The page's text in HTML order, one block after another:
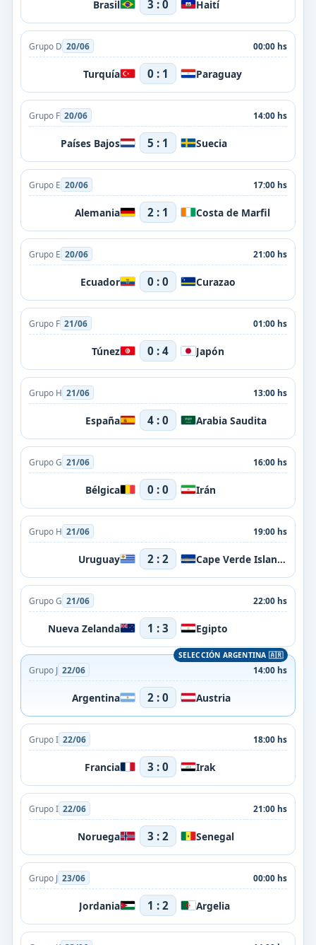
Brasil 3 : 0 Haití
Grupo D 20/06 00:00 hs
Turquía 0 : 1 Paraguay
Grupo F 20/06 14:00 hs
Países Bajos 5 : 1 Suecia
Grupo E 20/06 17:00 hs
Alemania 2 : 1 Costa de Marfil
Grupo E 20/06 21:00 hs
Ecuador 0 : 0 Curazao
Grupo F 21/06 01:00 hs
Túnez 0 : 4 Japón
Grupo H 21/06 13:00 hs
España 4 : 0 Arabia Saudita
Grupo G 21/06 16:00 hs
Bélgica 0 : 0 Irán
Grupo H 21/06 19:00 hs
Uruguay 2 : 2 Cape Verde Islands
Grupo G 21/06 22:00 hs
Nueva Zelanda 1 : 3 Egipto
Grupo J 22/06 14:00 hs
Argentina 2 : 0 Austria
Grupo I 22/06 18:00 hs
Francia 3 : 0 Irak
Grupo I 22/06 21:00 hs
Noruega 3 : 2 Senegal
Grupo J 23/06 00:00 hs
Jordania 1 : 2 Argelia